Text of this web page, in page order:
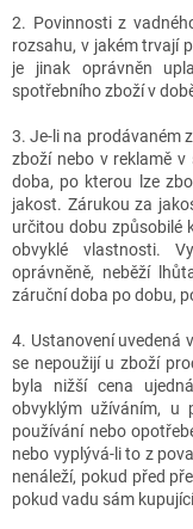
2. Povinnosti z
rozsahu, v jakém trvají
je jinak oprávněn
spotřebního zboží v
3. Je-li na prodávaném
zboží nebo v reklamě
doba, po kterou lze
jakost. Zárukou za
určitou dobu způsobilé
obvyklé vlastnosti.
oprávněně, neběží
záruční doba po dobu,
4. Ustanovení uvedená
se nepoužijí u zboží
byla nižší cena
obvyklým užíváním, u
používání nebo
nebo vyplývá-li to z
nenáleží, pokud před
pokud vadu sám